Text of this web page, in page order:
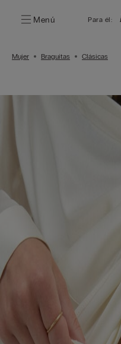
Menú Para él:
Mujer Braguitas Clásicas